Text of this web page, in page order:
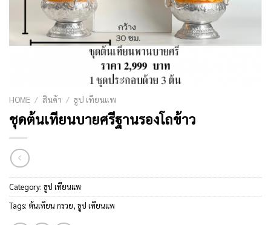
HOME / สินค้า / ธูป เทียนแพ
ชุดต้นเทียนบายศรีฐานรองโถข้าว
Category: ธูป เทียนแพ
Tags: ต้นเทียน กรวย, ธูป เทียนแพ